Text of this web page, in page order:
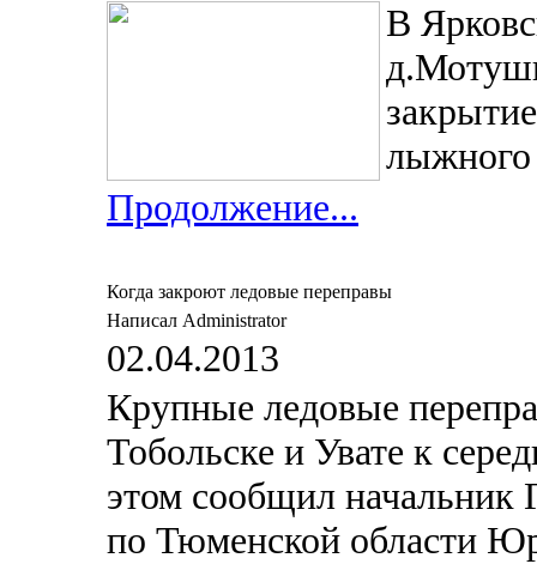
В
лыжного
Продолжение...
Когда закроют ледовые переправы
Написал Administrator
02.04.2013
Крупные ледовые
Тобольске и Увате к
этом сообщил
по Тюменской области